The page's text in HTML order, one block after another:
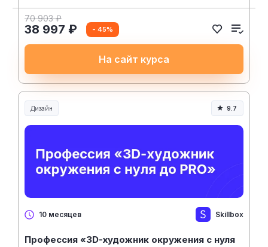
70 903 ₽
38 997 ₽ - 45%
На сайт курса
Дизайн 9.7
10 месяцев Skillbox
Профессия «3D-художник окружения с нуля